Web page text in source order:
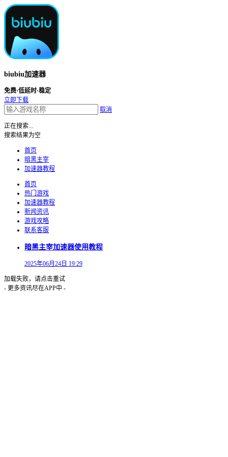
biubiu加速器
免费·低延时·稳定
立即下载
取消
正在搜索...
搜索结果为空
首页
暗黑主宰
加速器教程
首页
热门游戏
加速器教程
新闻资讯
游戏攻略
联系客服
暗黑主宰加速器使用教程
2025年06月24日 19:29
加载失败，请点击重试
- 更多资讯尽在APP中 -